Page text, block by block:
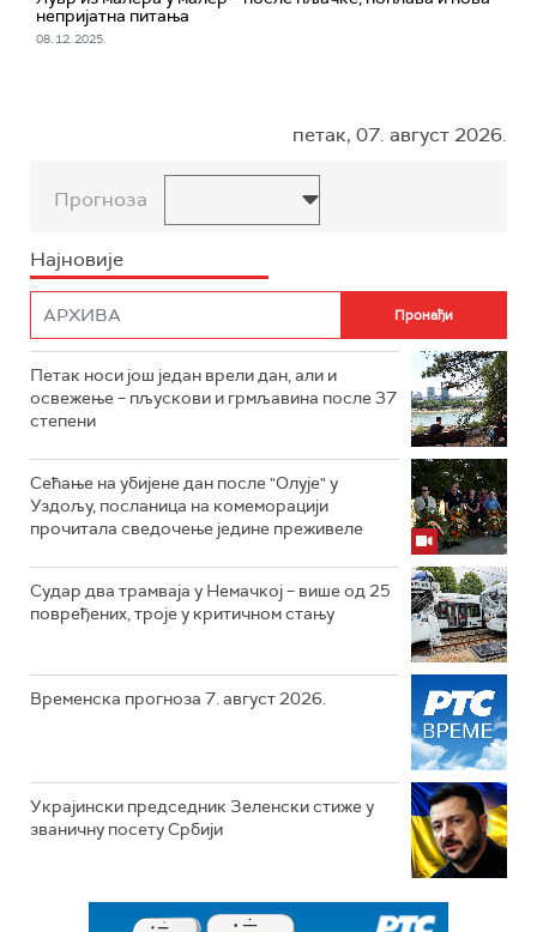
непријатна питања
08. 12. 2025.
петак, 07. август 2026.
Прогноза
Најновије
Петак носи још један врели дан, али и
освежење – пљускови и грмљавина после 37
степени
Сећање на убијене дан после "Олује" у
Уздољу, посланица на комеморацији
прочитала сведочење једине преживеле
Судар два трамваја у Немачкој – више од 25
повређених, троје у критичном стању
Временска прогноза 7. август 2026.
Украјински председник Зеленски стиже у
званичну посету Србији